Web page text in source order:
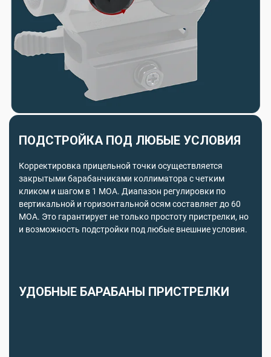
ПОДСТРОЙКА ПОД ЛЮБЫЕ УСЛОВИЯ
Корректировка прицельной точки осуществляется
закрытыми барабанчиками коллиматора с четким
кликом и шагом в 1 МОА. Диапазон регулировки по
вертикальной и горизонтальной осям составляет до 60
МОА. Это гарантирует не только простоту пристрелки, но
и возможность подстройки под любые внешние условия.
УДОБНЫЕ БАРАБАНЫ ПРИСТРЕЛКИ